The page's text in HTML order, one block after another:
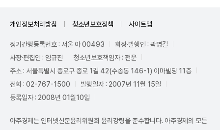
개인정보처리방침 청소년보호정책 사이트맵
정기간행등록번호 : 서울 아 00493
회장·발행인 : 곽영길
사장·편집인 : 임규진
청소년보호책임자 : 전운
주소 : 서울특별시 종로구 종로 1길 42(수송동 146-1) 이마빌딩 11층
전화 : 02-767-1500
발행일자 : 2007년 11월 15일
등록일자 : 2008년 01월10일
아주경제는 인터넷신문윤리위원회 윤리강령을 준수합니다. 아주경제의 모든